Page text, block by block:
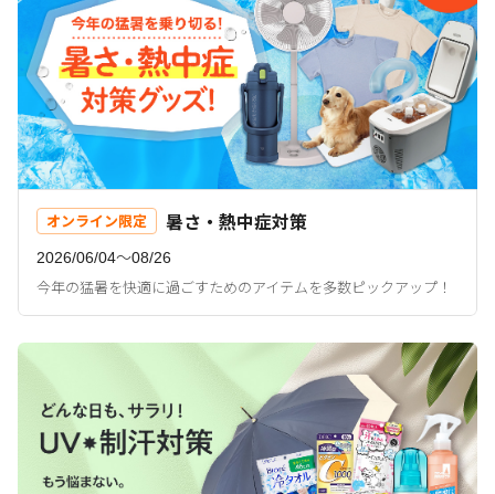
オンライン限定 暑さ・熱中症対策
2026/06/04〜08/26
今年の猛暑を快適に過ごすためのアイテムを多数ピックアップ！